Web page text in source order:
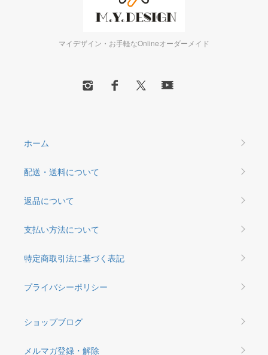
マイデザイン・お手軽なOnlineオーダーメイド
ホーム
配送・送料について
返品について
支払い方法について
特定商取引法に基づく表記
プライバシーポリシー
ショップブログ
メルマガ登録・解除